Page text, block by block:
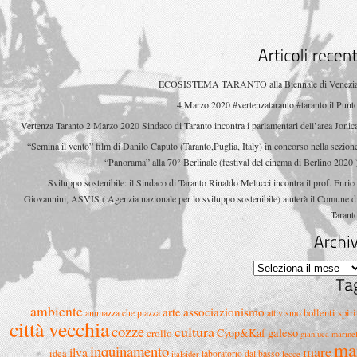
ECOSISTEMA TARANTO alla Biennale di
4 Marzo 2020 #vertenzataranto #taranto il
Vertenza Taranto 2 Marzo 2020 Sindaco di Taranto incontra i parlamentari dell’area
“Semina il vento” film di Danilo Caputo (Taranto,Puglia, Italy) in concorso nella
“Panorama” alla 70° Berlinale (festival del cinema di Berlino 2020
Sviluppo sostenibile: il Sindaco di Taranto Rinaldo Melucci incontra il prof.
Giovannini, ASVIS ( Agenzia nazionale per lo sviluppo sostenibile) aiuterà il Comune di
Archivi
ambiente ammazza che piazza arteassociazionismo attivismo bollenti
città vecchiacozzecrolloculturaCyop&Kafgaleso gianluca
ideailvainquinamento italsider laboratorio dal basso lecce mare